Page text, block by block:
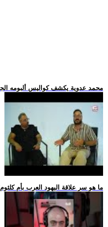
.. محمد عدوية يكشف كواليس ألبومه
.. ما هو سر علاقة اليهود العرب بأم